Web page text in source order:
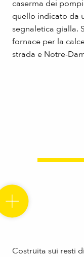
caserma dei
quello indicato da
segnaletica gialla.
fornace per la
strada e Notre-
Costruita sui resti